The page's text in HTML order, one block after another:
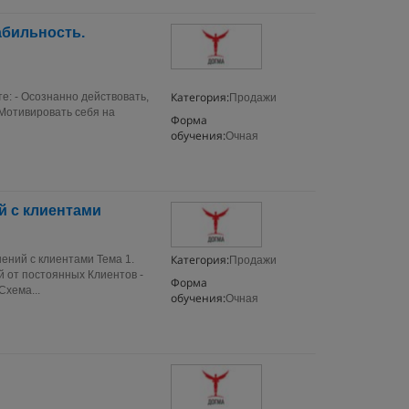
Категория: Продажи
Форма
обучения:Очная
- Осознанно действовать,
себя на
с клиентами
Категория: Продажи
Форма
обучения:Очная
с клиентами Тема 1.
от постоянных Клиентов -